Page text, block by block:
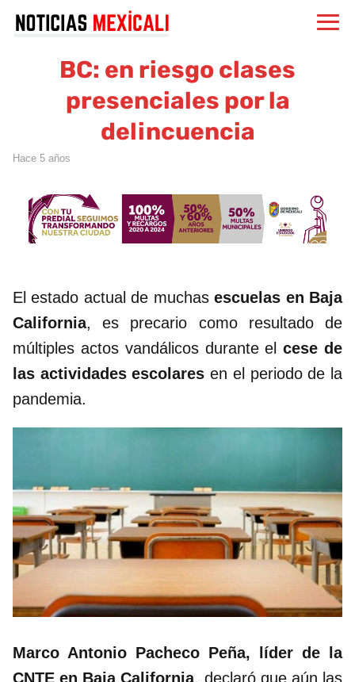
BC: en riesgo clases
presenciales por la
delincuencia
hace 5 años
El estado actual de muchasescuelas en Baja
California, es precario como resultado de
múltiples actos vandálicos durante elcese de
las actividades escolares en el periodo de la
pandemia.
Marco Antonio Pacheco Peña, líder de la
CNTE en Baja California, declaró que aún las